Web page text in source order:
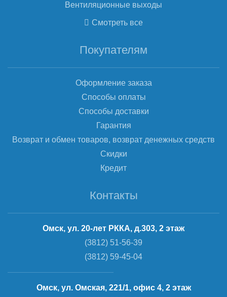
Вентиляционные выходы
Смотреть все
Покупателям
Оформление заказа
Способы оплаты
Способы доставки
Гарантия
Возврат и обмен товаров, возврат денежных средств
Скидки
Кредит
Контакты
Омск, ул. 20-лет РККА, д.303, 2 этаж
(3812) 51-56-39
(3812) 59-45-04
Омск, ул. Омская, 221/1, офис 4, 2 этаж